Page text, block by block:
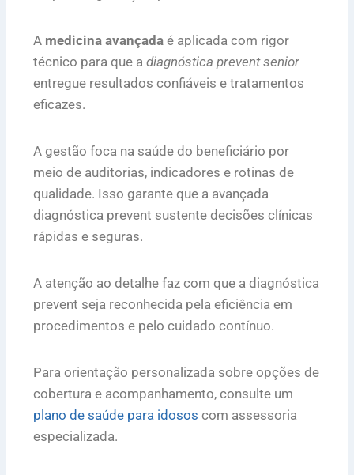
A medicina avançada é aplicada com rigor
técnico para que a diagnóstica prevent senior
entregue resultados confiáveis e tratamentos
eficazes.
A gestão foca na saúde do beneficiário por
meio de auditorias, indicadores e rotinas de
qualidade. Isso garante que a avançada
diagnóstica prevent sustente decisões clínicas
rápidas e seguras.
A atenção ao detalhe faz com que a diagnóstica
prevent seja reconhecida pela eficiência em
procedimentos e pelo cuidado contínuo.
Para orientação personalizada sobre opções de
cobertura e acompanhamento, consulte um
plano de saúde para idosos com assessoria
especializada.